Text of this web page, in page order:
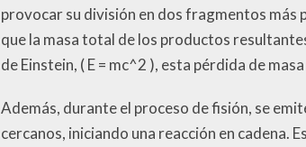
provocar su división en dos fragmentos más
que la masa total de los productos
de Einstein, ( E = mc^2 ), esta pérdida de
Además, durante el proceso de fisión, se
cercanos, iniciando una reacción en cadena.